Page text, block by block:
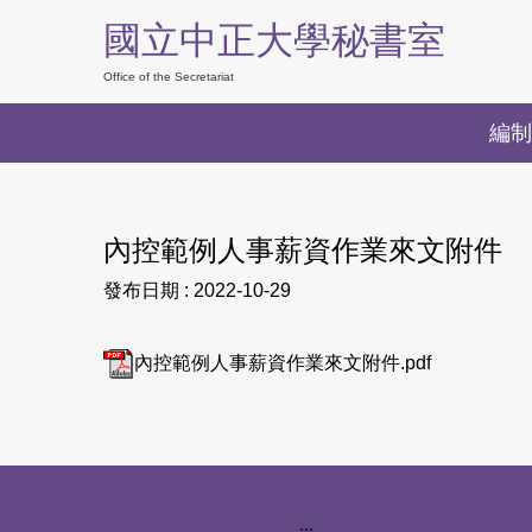
要
容
國立中正大學秘書室
Office of the Secretariat
編制
內控範例人事薪資作業來文附件
發布日期 : 2022-10-29
內控範例人事薪資作業來文附件.pdf